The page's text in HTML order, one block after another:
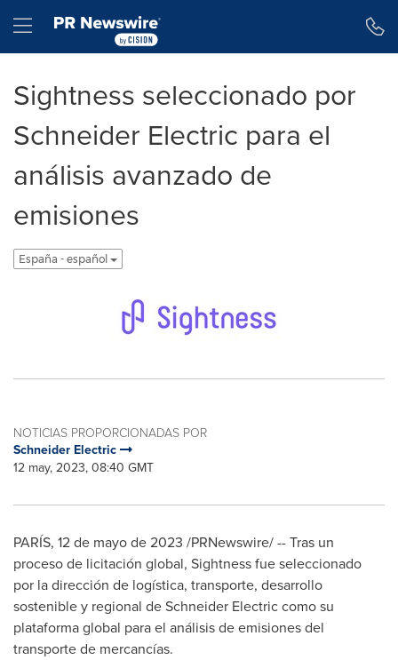
Hamburger menu
Sightness seleccionado por
Schneider Electric para el
análisis avanzado de
emisiones
España - español
NOTICIAS PROPORCIONADAS POR
Schneider Electric
12 may, 2023, 08:40 GMT
PARÍS, 12 de mayo de 2023 /PRNewswire/ -- Tras un
proceso de licitación global, Sightness fue seleccionado
por la dirección de logística, transporte, desarrollo
sostenible y regional de Schneider Electric como su
plataforma global para el análisis de emisiones del
transporte de mercancías.